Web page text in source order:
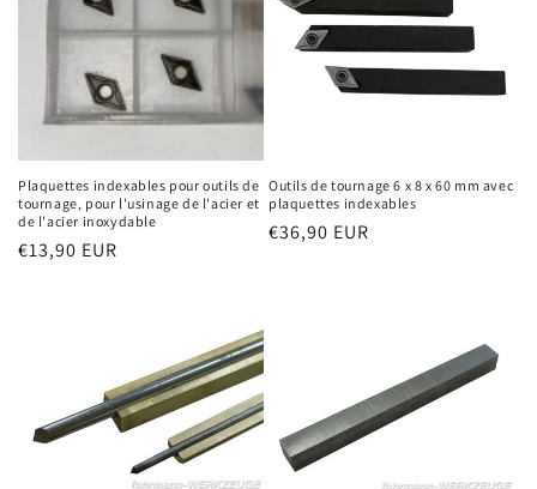
Plaquettes indexables pour outils de
tournage, pour l'usinage de l'acier et
de l'acier inoxydable
Prix
€13,90 EUR
Outils de tournage 6 x 8 x 60 mm avec
plaquettes indexables
Prix
€36,90 EUR